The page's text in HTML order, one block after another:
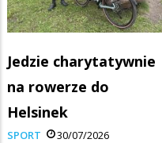
Jedzie charytatywnie
na rowerze do
Helsinek
SPORT 30/07/2026